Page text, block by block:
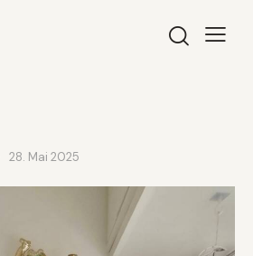
28. Mai 2025